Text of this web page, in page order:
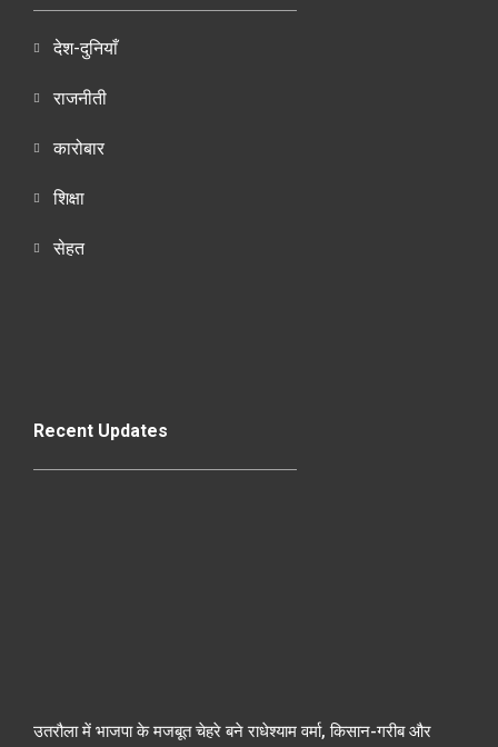
देश-दुनियाँ
राजनीती
कारोबार
शिक्षा
सेहत
Recent Updates
उतरौला में भाजपा के मजबूत चेहरे बने राधेश्याम वर्मा, किसान-गरीब और